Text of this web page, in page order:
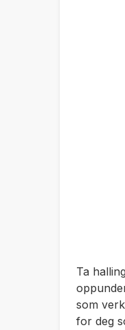
Ta
som
for deg